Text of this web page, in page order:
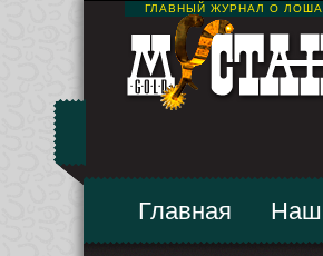
ГЛАВНЫЙ ЖУРНАЛ О
Главная